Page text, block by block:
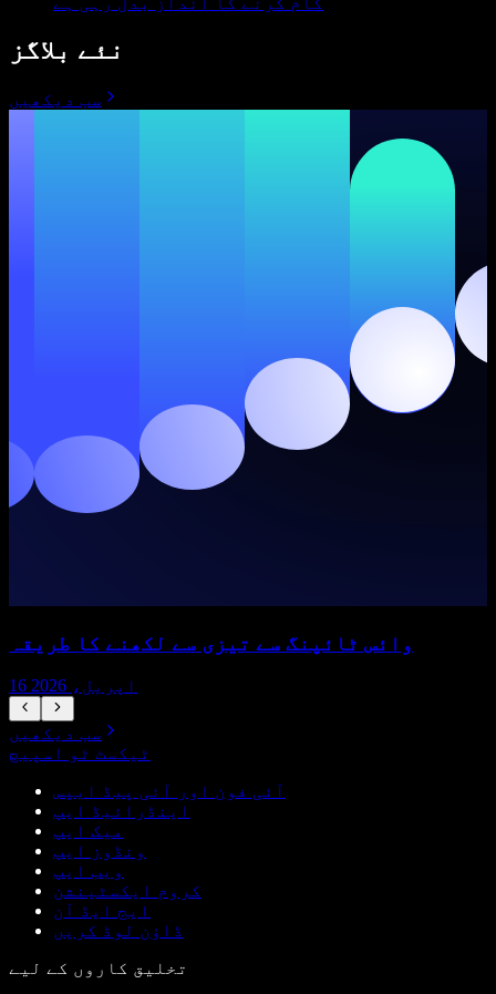
نئے بلاگز
سب دیکھیں
وائس ٹائپنگ سے تیزی سے لکھنے کا طریقہ
16 اپریل، 2026
سب دیکھیں
ٹیکسٹ ٹو اسپیچ
آئی فون اور آئی پیڈ ایپس
اینڈرائیڈ ایپ
میک ایپ
ونڈوز ایپ
ویب ایپ
کروم ایکسٹینشن
ایج ایڈ آن
ڈاؤن لوڈ کریں
تخلیق کاروں کے لیے